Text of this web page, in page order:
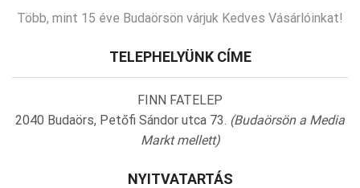
Több, mint 15 éve Budaörsön várjuk Kedves Vásárlóinkat!
TELEPHELYÜNK CÍME
FINN FATELEP
2040 Budaörs, Petőfi Sándor utca 73. (Budaörsön a Media
Markt mellett)
NYITVATARTÁS